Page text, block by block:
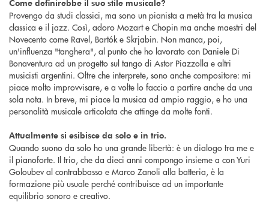
Come definirebbe il suo stile musicale?
Provengo da studi classici, ma sono un pianista a metà tra la musica
classica e il jazz. Così, adoro Mozart e Chopin ma anche maestri del
Novecento come Ravel, Bartók e Skrjabin. Non manca, poi,
un'influenza "tanghera", al punto che ho lavorato con Daniele Di
Bonaventura ad un progetto sul tango di Astor Piazzolla e altri
musicisti argentini. Oltre che interprete, sono anche compositore: mi
piace molto improvvisare, e a volte lo faccio a partire anche da una
sola nota. In breve, mi piace la musica ad ampio raggio, e ho una
personalità musicale articolata che attinge da molte fonti.
Attualmente si esibisce da solo e in trio.
Quando suono da solo ho una grande libertà: è un dialogo tra me e
il pianoforte. Il trio, che da dieci anni compongo insieme a con Yuri
Goloubev al contrabbasso e Marco Zanoli alla batteria, è la
formazione più usuale perché contribuisce ad un importante
equilibrio sonoro e creativo.